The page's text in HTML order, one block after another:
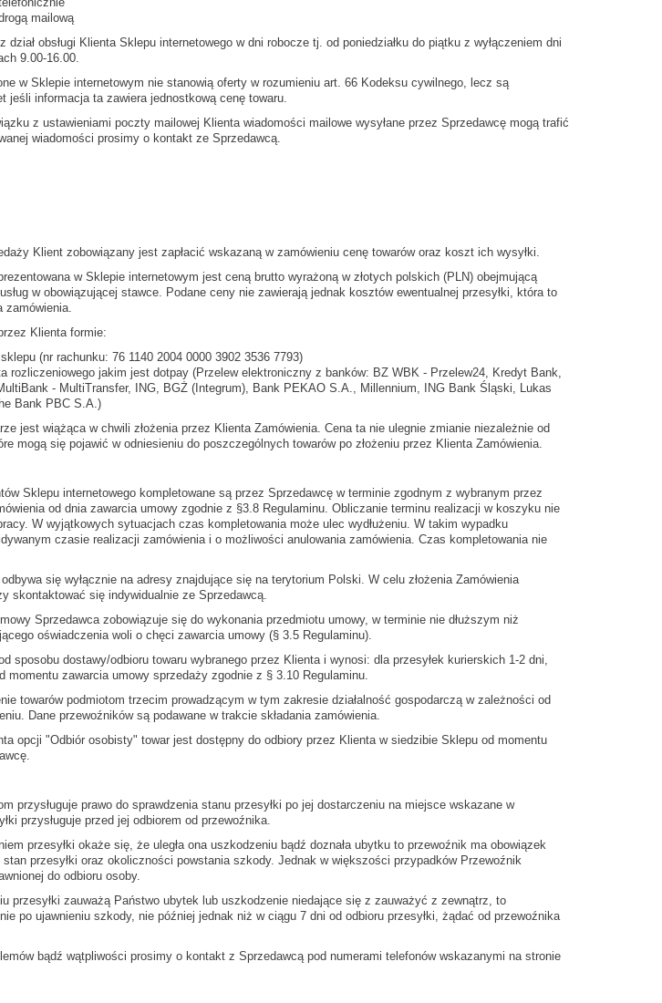
mailową
dział obsługi Klienta Sklepu internetowego w dni robocze tj. od poniedziałku do piątku z wyłączeniem dni
9.00-16.00.
w Sklepie internetowym nie stanowią oferty w rozumieniu art. 66 Kodeksu cywilnego, lecz są
jeśli informacja ta zawiera jednostkową cenę towaru.
z ustawieniami poczty mailowej Klienta wiadomości mailowe wysyłane przez Sprzedawcę mogą trafić
wiadomości prosimy o kontakt ze Sprzedawcą.
Klient zobowiązany jest zapłacić wskazaną w zamówieniu cenę towarów oraz koszt ich wysyłki.
w Sklepie internetowym jest ceną brutto wyrażoną w złotych polskich (PLN) obejmującą
w obowiązującej stawce. Podane ceny nie zawierają jednak kosztów ewentualnej przesyłki, która to
zamówienia.
Klienta formie:
(nr rachunku: 76 1140 2004 0000 3902 3536 7793)
rozliczeniowego jakim jest dotpay (Przelew elektroniczny z banków: BZ WBK - Przelew24, Kredyt Bank,
- MultiTransfer, ING, BGŻ (Integrum), Bank PEKAO S.A., Millennium, ING Bank Śląski, Lukas
Bank PBC S.A.)
jest wiążąca w chwili złożenia przez Klienta Zamówienia. Cena ta nie ulegnie zmianie niezależnie od
mogą się pojawić w odniesieniu do poszczególnych towarów po złożeniu przez Klienta Zamówienia.
Sklepu internetowego kompletowane są przez Sprzedawcę w terminie zgodnym z wybranym przez
od dnia zawarcia umowy zgodnie z §3.8 Regulaminu. Obliczanie terminu realizacji w koszyku nie
W wyjątkowych sytuacjach czas kompletowania może ulec wydłużeniu. W takim wypadku
czasie realizacji zamówienia i o możliwości anulowania zamówienia. Czas kompletowania nie
się wyłącznie na adresy znajdujące się na terytorium Polski. W celu złożenia Zamówienia
skontaktować się indywidualnie ze Sprzedawcą.
Sprzedawca zobowiązuje się do wykonania przedmiotu umowy, w terminie nie dłuższym niż
oświadczenia woli o chęci zawarcia umowy (§ 3.5 Regulaminu).
sposobu dostawy/odbioru towaru wybranego przez Klienta i wynosi: dla przesyłek kurierskich 1-2 dni,
momentu zawarcia umowy sprzedaży zgodnie z § 3.10 Regulaminu.
towarów podmiotom trzecim prowadzącym w tym zakresie działalność gospodarczą w zależności od
Dane przewoźników są podawane w trakcie składania zamówienia.
opcji "Odbiór osobisty" towar jest dostępny do odbiory przez Klienta w siedzibie Sklepu od momentu
przysługuje prawo do sprawdzenia stanu przesyłki po jej dostarczeniu na miejsce wskazane w
przysługuje przed jej odbiorem od przewoźnika.
przesyłki okaże się, że uległa ona uszkodzeniu bądź doznała ubytku to przewoźnik ma obowiązek
przesyłki oraz okoliczności powstania szkody. Jednak w większości przypadków Przewoźnik
do odbioru osoby.
przesyłki zauważą Państwo ubytek lub uszkodzenie niedające się z zauważyć z zewnątrz, to
po ujawnieniu szkody, nie później jednak niż w ciągu 7 dni od odbioru przesyłki, żądać od przewoźnika
bądź wątpliwości prosimy o kontakt z Sprzedawcą pod numerami telefonów wskazanymi na stronie